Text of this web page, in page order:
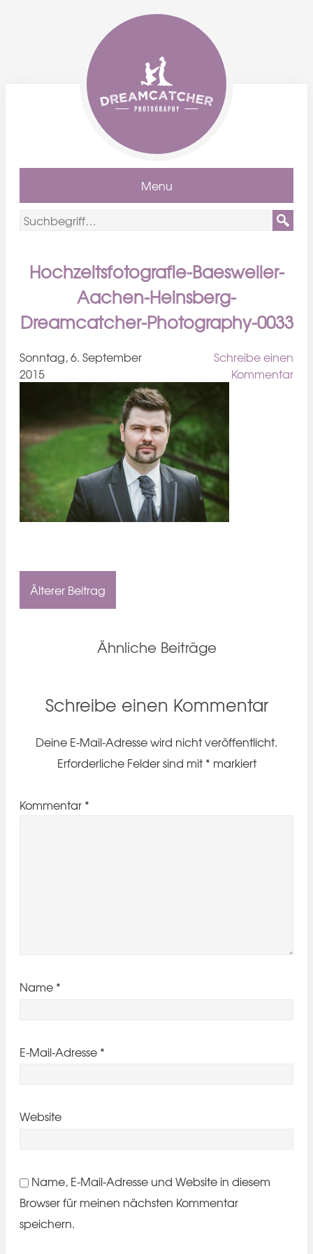
Menu
Hochzeitsfotografie-Baesweiler-
Aachen-Heinsberg-
Dreamcatcher-Photography-0033
Sonntag, 6. September
2015
Schreibe einen
Kommentar
Älterer Beitrag
Ähnliche Beiträge
Schreibe einen Kommentar
Deine E-Mail-Adresse wird nicht veröffentlicht.
Erforderliche Felder sind mit* markiert
Kommentar *
Name *
E-Mail-Adresse *
Website
Name, E-Mail-Adresse und Website in diesem
Browser für meinen nächsten Kommentar
speichern.